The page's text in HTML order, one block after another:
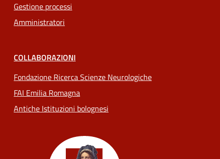
Gestione processi
Amministratori
COLLABORAZIONI
Fondazione Ricerca Scienze Neurologiche
FAI Emilia Romagna
Antiche Istituzioni bolognesi